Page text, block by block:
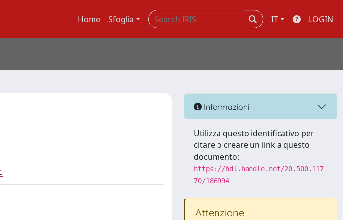
Home Sfoglia IT LOGIN
Informazioni
Utilizza questo identificativo per
citare o creare un link a questo
documento:
https://hdl.handle.net/20.500.117
70/186994
Attenzione